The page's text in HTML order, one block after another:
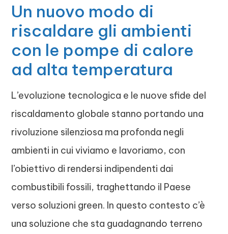
Un nuovo modo di
riscaldare gli ambienti
con le pompe di calore
ad alta temperatura
L’evoluzione tecnologica e le nuove sfide del
riscaldamento globale stanno portando una
rivoluzione silenziosa ma profonda negli
ambienti in cui viviamo e lavoriamo, con
l’obiettivo di rendersi indipendenti dai
combustibili fossili, traghettando il Paese
verso soluzioni green. In questo contesto c’è
una soluzione che sta guadagnando terreno